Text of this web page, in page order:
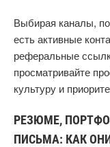
Выбирая каналы,
есть активные
реферальные
просматривайте
культуру и
РЕЗЮМЕ,
ПИСЬМА: КАК